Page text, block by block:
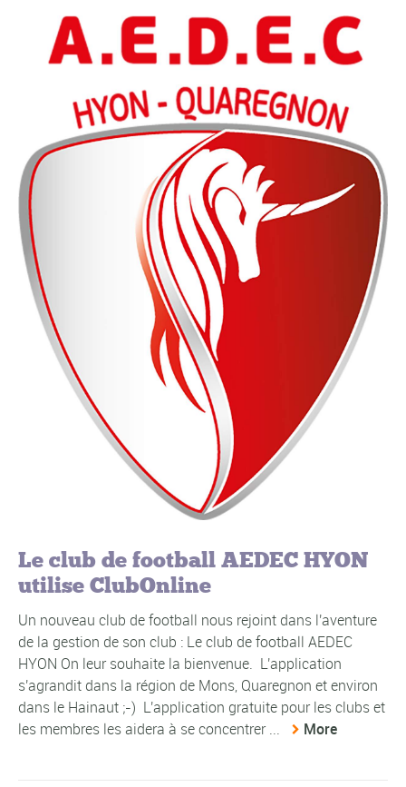
Le club de football AEDEC HYON
utilise ClubOnline
Un nouveau club de football nous rejoint dans l'aventure
de la gestion de son club : Le club de football AEDEC
HYON On leur souhaite la bienvenue. L'application
s'agrandit dans la région de Mons, Quaregnon et environ
dans le Hainaut ;-) L'application gratuite pour les clubs et
les membres les aidera à se concentrer ...
More